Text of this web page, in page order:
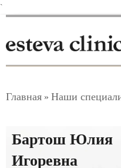
`
Главная » Наши
Бартош Юлия
Игоревна